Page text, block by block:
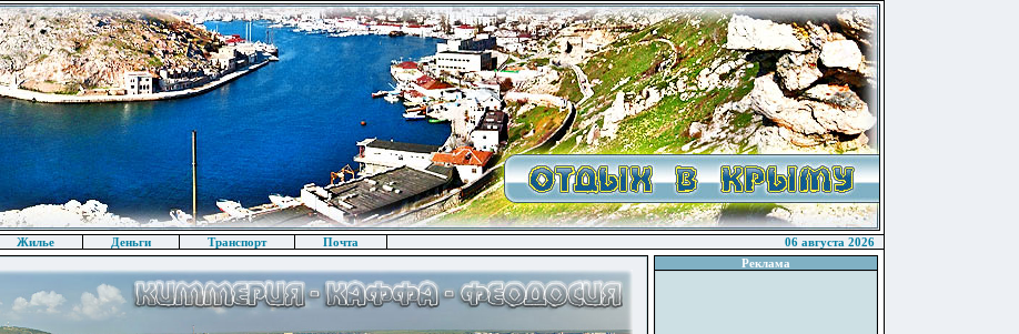
Жилье Деньги Транспорт Почта
06 августа 2026
Реклама